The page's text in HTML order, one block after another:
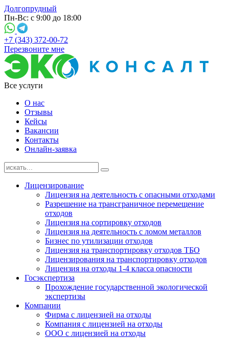
Долгопрудный
Пн-Вс: с 9:00 до 18:00
+7 (343) 372-00-72
Перезвоните мне
Все услуги
О нас
Отзывы
Кейсы
Вакансии
Контакты
Онлайн-заявка
Лицензирование
Лицензия на деятельность с опасными отходами
Разрешение на трансграничное перемещение
отходов
Лицензия на сортировку отходов
Лицензия на деятельность с ломом металлов
Бизнес по утилизации отходов
Лицензия на транспортировку отходов ТБО
Лицензирования на транспортировку отходов
Лицензия на отходы 1-4 класса опасности
Госэкспертиза
Прохождение государственной экологической
экспертизы
Компании
Фирма с лицензией на отходы
Компания с лицензией на отходы
ООО с лицензией на отходы